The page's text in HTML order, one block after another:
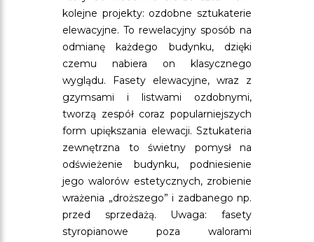
kolejne projekty: ozdobne sztukaterie
elewacyjne. To rewelacyjny sposób na
odmianę każdego budynku, dzięki
czemu nabiera on klasycznego
wyglądu. Fasety elewacyjne, wraz z
gzymsami i listwami ozdobnymi,
tworzą zespół coraz popularniejszych
form upiększania elewacji. Sztukateria
zewnętrzna to świetny pomysł na
odświeżenie budynku, podniesienie
jego walorów estetycznych, zrobienie
wrażenia „droższego” i zadbanego np.
przed sprzedażą. Uwaga: fasety
styropianowe poza walorami